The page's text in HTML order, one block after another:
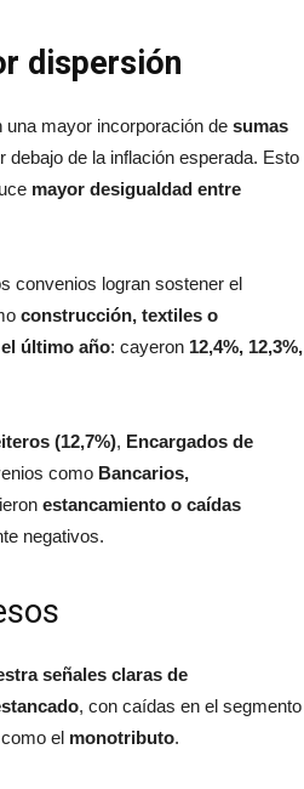
dispersión
una mayor incorporación de sumas
debajo de la inflación esperada. Esto
mayor desigualdad entre
convenios logran sostener el
construcción, textiles o
último año: cayeron 12,4%, 12,3%,
(12,7%), Encargados de
como Bancarios,
estancamiento o caídas
negativos.
señales claras de
, con caídas en el segmento
el monotributo.